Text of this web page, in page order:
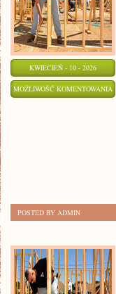
KWIECIEŃ - 10 - 2026
MOŻLIWOŚĆ KOMENTOWANIA
POSTED BY ADMIN